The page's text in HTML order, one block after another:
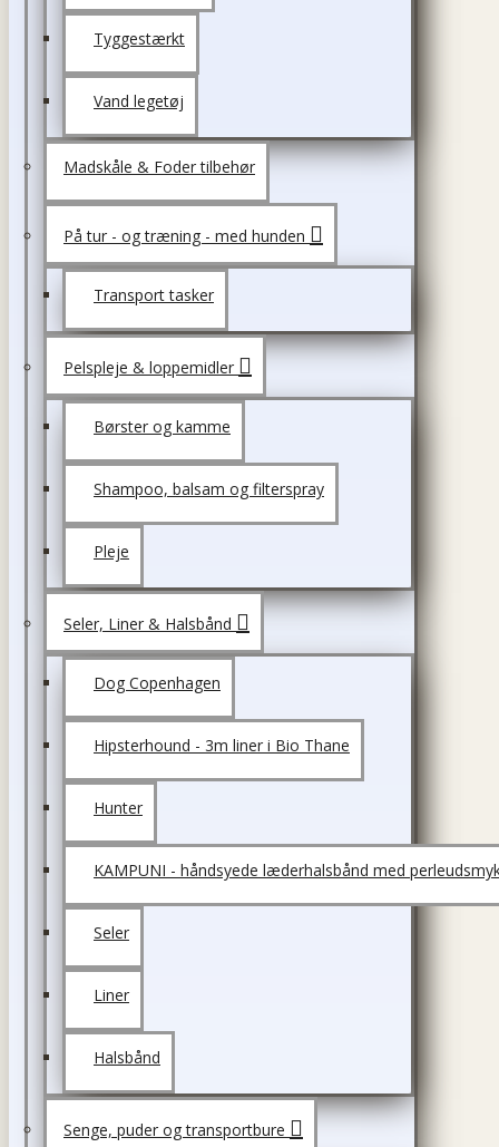
Tyggestærkt
Vand legetøj
Madskåle & Foder tilbehør
På tur - og træning - med hunden
Transport tasker
Pelspleje & loppemidler
Børster og kamme
Shampoo, balsam og filterspray
Pleje
Seler, Liner & Halsbånd
Dog Copenhagen
Hipsterhound - 3m liner i Bio Thane
Hunter
KAMPUNI - håndsyede læderhalsbånd med
Seler
Liner
Halsbånd
Senge, puder og transportbure